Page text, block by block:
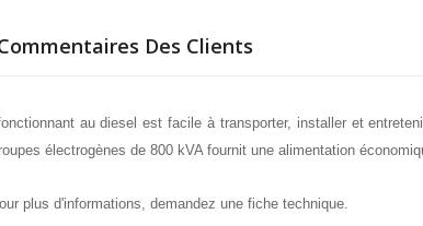
Des Clients
au diesel est facile à transporter, installer et
électrogènes de 800 kVA fournit une alimentation
plus d'informations, demandez une fiche technique.